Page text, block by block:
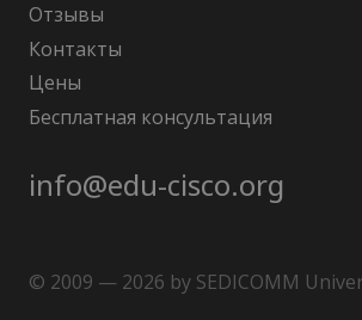
Отзывы
Контакты
Цены
Бесплатная консультация
info@edu-cisco.org
© 2009 — 2026 by SEDICOMM